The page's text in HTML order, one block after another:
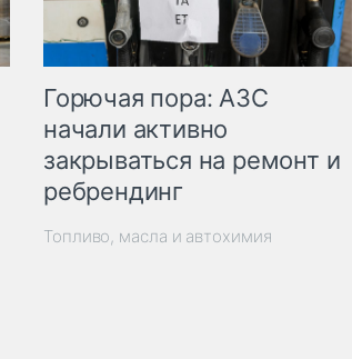
Горючая пора: АЗС
начали активно
закрываться на ремонт и
ребрендинг
Топливо, масла и автохимия